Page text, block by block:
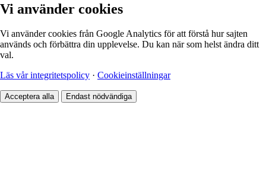
Vi använder cookies
Vi använder cookies från Google Analytics för att förstå hur sajten
används och förbättra din upplevelse. Du kan när som helst ändra ditt
val.
Läs vår integritetspolicy · Cookieinställningar
Acceptera alla Endast nödvändiga